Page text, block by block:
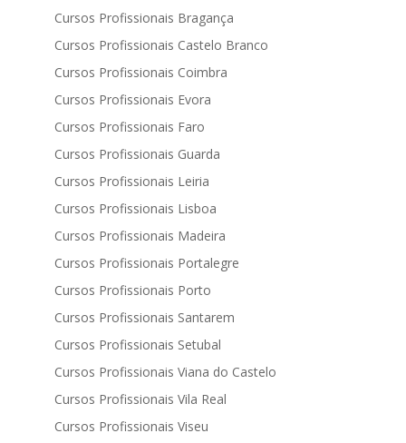
Cursos Profissionais Bragança
Cursos Profissionais Castelo Branco
Cursos Profissionais Coimbra
Cursos Profissionais Evora
Cursos Profissionais Faro
Cursos Profissionais Guarda
Cursos Profissionais Leiria
Cursos Profissionais Lisboa
Cursos Profissionais Madeira
Cursos Profissionais Portalegre
Cursos Profissionais Porto
Cursos Profissionais Santarem
Cursos Profissionais Setubal
Cursos Profissionais Viana do Castelo
Cursos Profissionais Vila Real
Cursos Profissionais Viseu